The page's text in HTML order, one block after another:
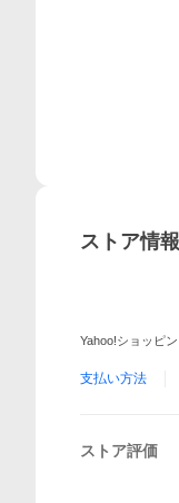
ストア情報
Yahoo!ショッピ
支払い方法
ストア評価